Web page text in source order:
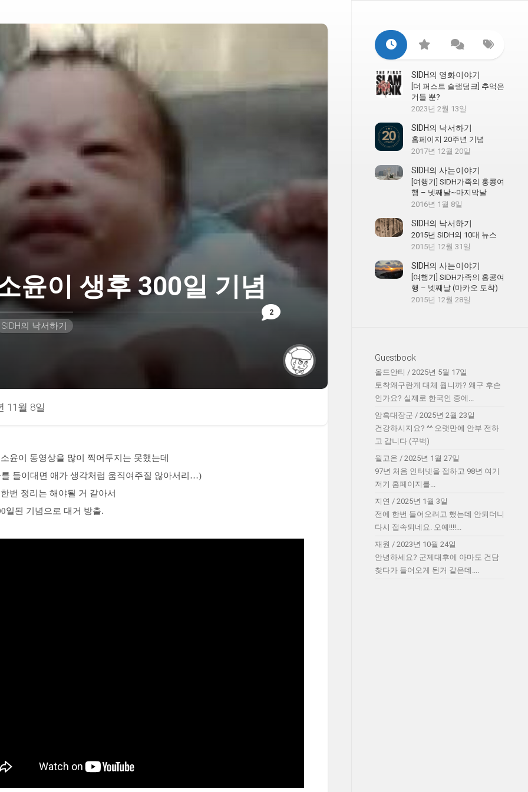
2
윤이 생후 300일 기념
SIDH의 낙서하기
11월 8일
윤이 동영상을 많이 찍어두지는 못했는데
들이대면 애가 생각처럼 움직여주질 않아서리…)
번 정리는 해야될 거 같아서
일된 기념으로 대거 방출.
SIDH의 영화이야기
[더 퍼스트 슬램덩크] 추억은
거들 뿐?
2023년 2월 13일
SIDH의 낙서하기
홈페이지 20주년 기념
2017년 12월 20일
SIDH의 사는이야기
[여행기] SIDH가족의 홍콩여
행 – 넷째날~마지막날
2016년 1월 8일
SIDH의 낙서하기
2015년 SIDH의 10대 뉴스
2015년 12월 31일
SIDH의 사는이야기
[여행기] SIDH가족의 홍콩여
행 – 넷째날 (마카오 도착)
2015년 12월 28일
Guestbook
올드안티 / 2025년 5월 17일
토착왜구란게 대체 뭡니까? 왜구 후손
인가요? 실제로 한국인 중에...
암흑대장군 / 2025년 2월 23일
건강하시지요? ^^ 오랫만에 안부 전하
고 갑니다 (꾸벅)
윌고온 / 2025년 1월 27일
97년 처음 인터넷을 접하고 98년 여기
저기 홈페이지를...
지연 / 2025년 1월 3일
전에 한번 들어오려고 했는데 안되더니
다시 접속되네요. 오예!!!!...
재원 / 2023년 10월 24일
안녕하세요? 군제대후에 아마도 건담
찾다가 들어오게 된거 같은데....